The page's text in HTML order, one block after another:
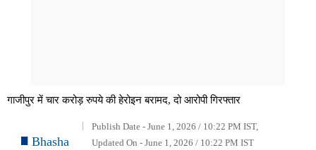
गाजीपुर में चार करोड़ रुपये की हेरोइन बरामद, दो आरोपी गिरफ्तार
Bhasha
Publish Date - June 1, 2026 / 10:22 PM IST,
Updated On - June 1, 2026 / 10:22 PM IST